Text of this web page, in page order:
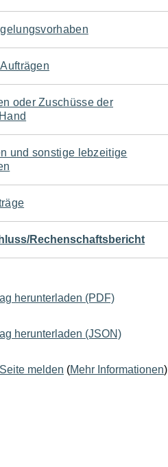
oder Zuschüsse der
und sonstige lebzeitige
Rechenschaftsbericht
herunterladen (PDF)
herunterladen (JSON)
melden (Mehr Informationen)